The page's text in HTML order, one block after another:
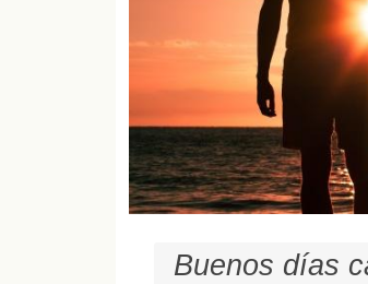
Buenos días